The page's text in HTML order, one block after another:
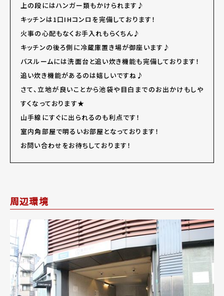
上の段にはハンガー類もかけられます♪
キッチンは1口IHコンロを完備しております！
火事の心配もなくお手入れもらくちん♪
キッチンの後ろ側に冷蔵庫置き場が御座います♪
バスルームには洗面台と追い炊き機能も完備しております！
追い炊き機能があるのは嬉しいですね♪
さて、立地が良いことから池袋や目白までのお出かけもしや
すくなっております★
山手線にすぐに出られるのも利点です！
室内角部屋で明るいお部屋となっております！
お問い合わせをお待ちしております！
周辺環境